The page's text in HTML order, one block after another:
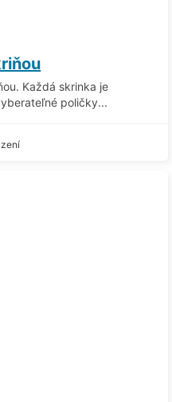
Každá skrinka je
poličky...